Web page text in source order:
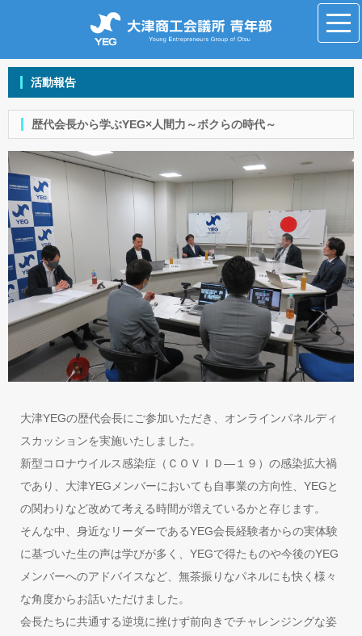
活動報告
歴代会長から学ぶYEG×人間力～ボクらの時代～
大津YEGの歴代会長にご参加いただき、オンラインパネルディ
スカッションを実施いたしました。
新型コロナウイルス感染症（ＣＯＶＩＤ―１９）の感染拡大禍
であり、大津YEGメンバーにおいても自事業の方向性、YEGと
の関わりなど改めて考える時間が増えているかと存じます。
そんな中、身近なリーダーであるYEG会長経験者からの実体験
に基づいた生の声は学びが多く、YEGで得たものや今後のYEG
メンバーへのアドバイスなど、無茶振りなパネルにも快く様々
な角度からお話いただけました。
会長たちに共通する逆境に挫けず前向きでチャレンジングな姿